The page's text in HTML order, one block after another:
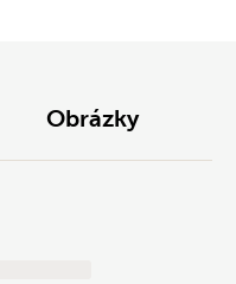
Obrázky